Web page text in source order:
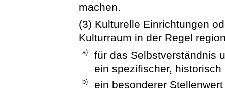
machen.
(3) Kulturelle Einrichtungen
Kulturraum in der Regel
a)
für das Selbstverständnis
ein spezifischer,
b)
ein besonderer